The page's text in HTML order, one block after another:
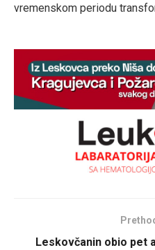
vremenskom periodu
Leskovčanin obio pet